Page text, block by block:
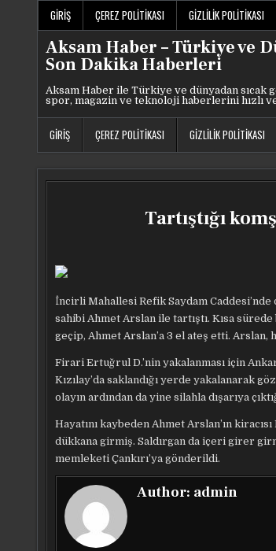
GIRIŞ ÇEREZ POLITIKASI GIZLILIK POLITIKASI
Aksam Haber – Türkiye ve
Son Dakika Haberleri
Aksam Haber ile Türkiye ve dünyadan sıcak
spor, magazin ve teknoloji haberlerini hızlı
GIRIŞ ÇEREZ POLITIKASI GIZLILIK POLITIKASI
Tartıştığı
İncirli Mahallesi Refik Saydam
sahibi Ahmet Arslan ile tartıştı. Kısa
geçip, Ahmet Arslan’a 3 el ateş etti. Arslan,
Firari Ertuğrul D.’nin yakalanması için
Kızılay’da saklandığı yerde yakalanarak
olayın ardından da yine silahla dışarıya
Hayatını kaybeden Ahmet Arslan’ın
dükkana girmiş. Saldırgan da içeri girer
memleketi Çankırı’ya gönderildi.
Author: admin